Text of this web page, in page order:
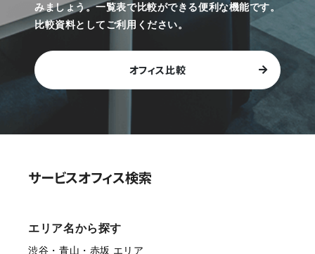
みましょう。一覧表で比較ができる便利な機能です。
比較資料としてご利用ください。
オフィス比較
サービスオフィス検索
エリア名から探す
渋谷・青山・赤坂 エリア